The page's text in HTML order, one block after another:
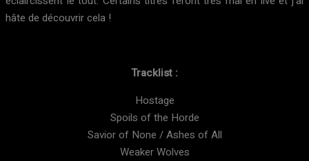
hâte de découvrir cela !
Tracklist :
Hostage
Spoils of the Horde
Savior of None / Ashes of All
Weaker Wolves